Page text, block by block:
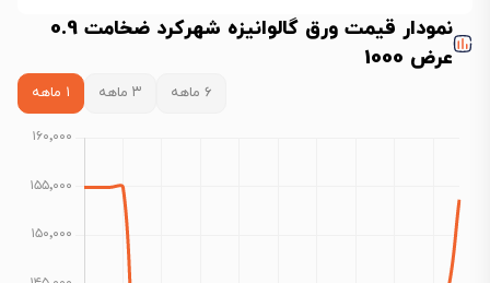
نمودار قیمت ورق گالوانیزه شهرکرد ضخامت 0.9
عرض 1000
۶ ماهه ۳ ماهه ۱ ماهه